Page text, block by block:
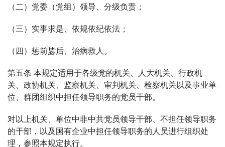
（二）党委（党组）领导、分级负责；
（三）实事求是、依规依纪依法；
（四）惩前毖后、治病救人。
第五条 本规定适用于各级党的机关、人大机关、行政机
关、政协机关、监察机关、审判机关、检察机关以及事业单
位、群团组织中担任领导职务的党员干部。
对以上机关、单位中非中共党员领导干部、不担任领导职务
的干部，以及国有企业中担任领导职务的人员进行组织处
理，参照本规定执行。